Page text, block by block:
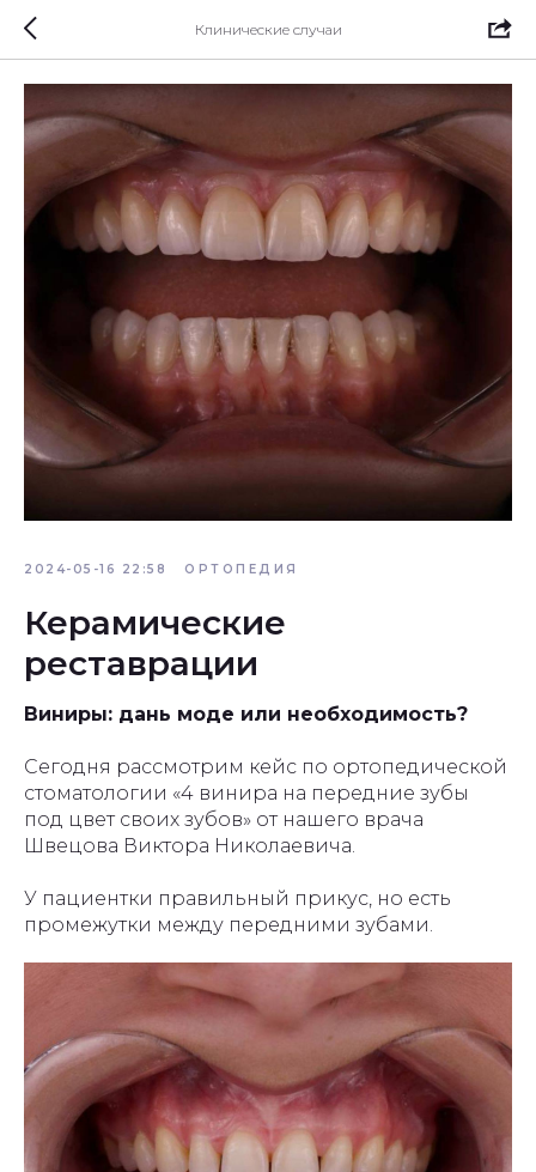
Клинические случаи
2024-05-16 22:58 ОРТОПЕДИЯ
Керамические
реставрации
Виниры: дань моде или необходимость?
Сегодня рассмотрим кейс по ортопедической
стоматологии «4 винира на передние зубы
под цвет своих зубов» от нашего врача
Швецова Виктора Николаевича.
У пациентки правильный прикус, но есть
промежутки между передними зубами.